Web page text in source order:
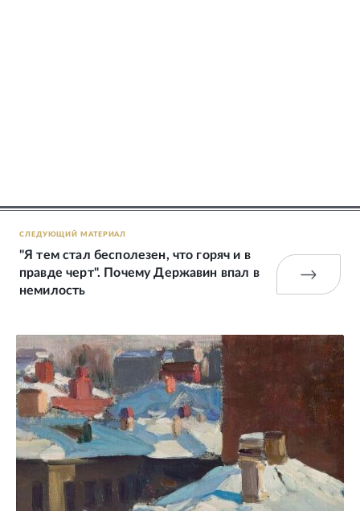
СЛЕДУЮЩИЙ МАТЕРИАЛ
"Я тем стал бесполезен, что горяч и в
правде черт". Почему Державин впал в
немилость